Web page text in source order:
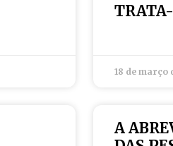
18 de março
A